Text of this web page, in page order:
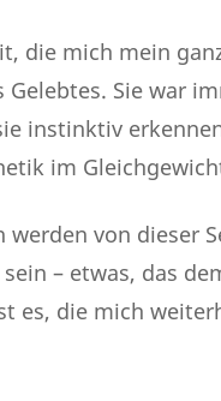
die mich mein
Sie war
instinktiv
im
werden von dieser
– etwas, das
es, die mich